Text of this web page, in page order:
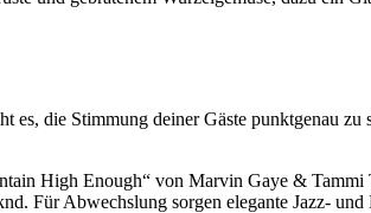
es, die Stimmung deiner Gäste punktgenau
High Enough“ von Marvin Gaye & Tammi
Für Abwechslung sorgen elegante Jazz-